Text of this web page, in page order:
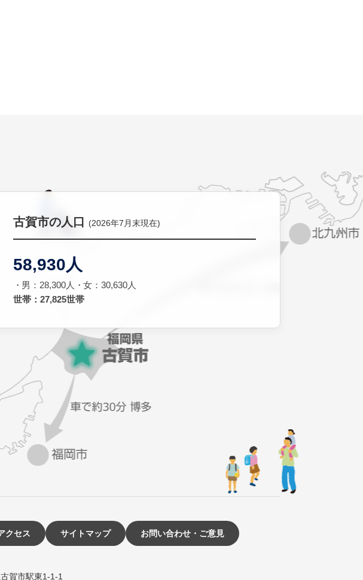
古賀市の人口 (2026年7月末現在)
58,930人
男：28,300人
女：30,630人
世帯：27,825世帯
クセス サイトマップ お問い合わせ・ご意見
賀市駅東1-1-1